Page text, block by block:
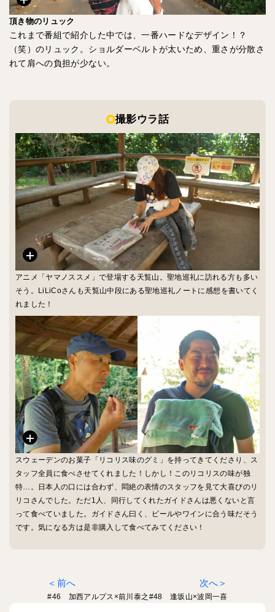
頂き物のリュック
これまで番組で紹介した中では、一番ハードなデザイン！？
（笑）のリュック。ショルダーベルトが太いため、重さが分散さ
れて肩への負担が少ない。
撮影ウラ話
アニメ「ヤマノススメ」で登場する天覧山。聖地巡礼に訪れる方も多い
そう。LiLiCoさんも天覧山中段にある聖地巡礼ノートに感想を書いてく
れました！
スウェーデンのお菓子「リコリス味のグミ」を持ってきてくださり、ス
タッフ全員に食べさせてくれました！しかし！このリコリスの味が独
特…。日本人の口には合わず、悶絶の表情のスタッフを見て大喜びのリ
リコさんでした。ただ1人、同行してくれたガイドさんは悪くないと言
って食べていました。ガイドさん曰く、ビールやワインに合う味だそう
です。気になる方は是非購入して食べてみてください！
前へ
#46 加西アルプス×前川泰之 #48 逢坂山×波岡一喜
次へ